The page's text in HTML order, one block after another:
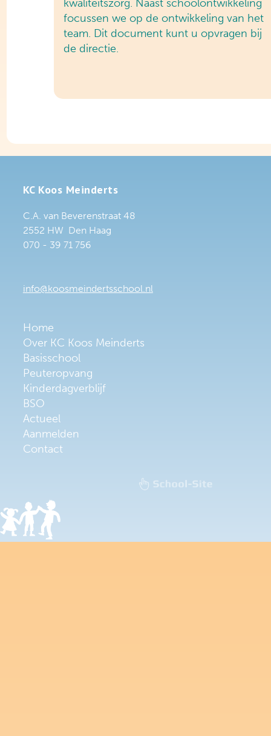
kwaliteitszorg. Naast schoolontwikkeling
focussen we op de ontwikkeling van het
team. Dit document kunt u opvragen bij
de directie.
KC Koos Meinderts
C.A. van Beverenstraat 48
2552 HW Den Haag
070 - 39 71 756
info@koosmeindertsschool.nl
Home
Over KC Koos Meinderts
Basisschool
Peuteropvang
Kinderdagverblijf
BSO
Actueel
Aanmelden
Contact